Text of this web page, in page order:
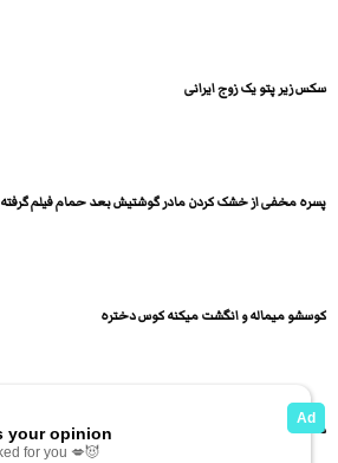
سکس زیر پتو یک زوج ایرانی
پسره مخفی از خشک کردن مادر گوشتیش بعد حمام فیلم گرفته
کوسشو میماله و انگشت میکنه کوس دختره
دختره قشنگ تا ته میخوره بعد سرپایی سکس میکنن